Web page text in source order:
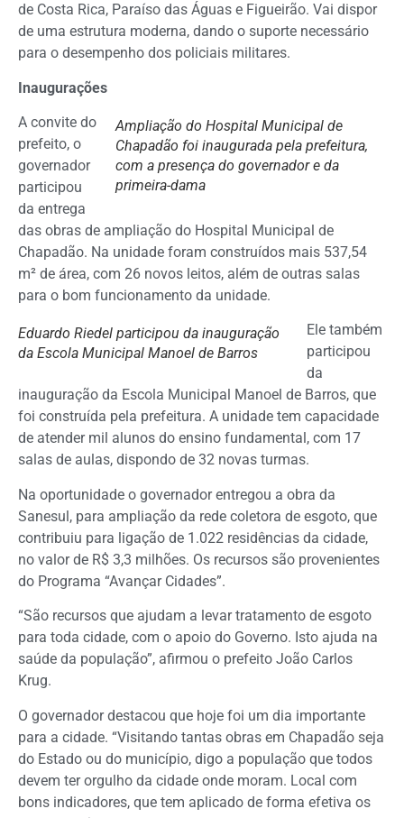
de Costa Rica, Paraíso das Águas e Figueirão. Vai dispor
de uma estrutura moderna, dando o suporte necessário
para o desempenho dos policiais militares.
Inaugurações
Ampliação do Hospital Municipal de
Chapadão foi inaugurada pela prefeitura,
com a presença do governador e da
primeira-dama
A convite do
prefeito, o
governador
participou
da entrega
das obras de ampliação do Hospital Municipal de
Chapadão. Na unidade foram construídos mais 537,54
m² de área, com 26 novos leitos, além de outras salas
para o bom funcionamento da unidade.
Eduardo Riedel participou da inauguração
da Escola Municipal Manoel de Barros
Ele também
participou
da
inauguração da Escola Municipal Manoel de Barros, que
foi construída pela prefeitura. A unidade tem capacidade
de atender mil alunos do ensino fundamental, com 17
salas de aulas, dispondo de 32 novas turmas.
Na oportunidade o governador entregou a obra da
Sanesul, para ampliação da rede coletora de esgoto, que
contribuiu para ligação de 1.022 residências da cidade,
no valor de R$ 3,3 milhões. Os recursos são provenientes
do Programa “Avançar Cidades”.
“São recursos que ajudam a levar tratamento de esgoto
para toda cidade, com o apoio do Governo. Isto ajuda na
saúde da população”, afirmou o prefeito João Carlos
Krug.
O governador destacou que hoje foi um dia importante
para a cidade. “Visitando tantas obras em Chapadão seja
do Estado ou do município, digo a população que todos
devem ter orgulho da cidade onde moram. Local com
bons indicadores, que tem aplicado de forma efetiva os